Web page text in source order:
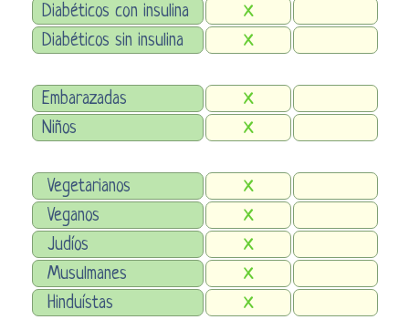
Diabéticos con insulina X
Diabéticos sin insulina X
Embarazadas X
Niños X
Vegetarianos X
Veganos X
Judíos X
Musulmanes X
Hinduístas X